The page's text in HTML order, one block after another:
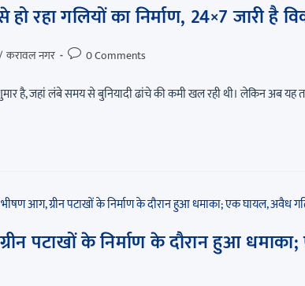
रहा गलियों का निर्माण, 24×7 जारी है
करावल नगर 0 Comments
है, जहां लंबे समय से बुनियादी ढांचे की कमी खल रही थी। लेकिन अब यह
पटाखों के निर्माण के दौरान हुआ